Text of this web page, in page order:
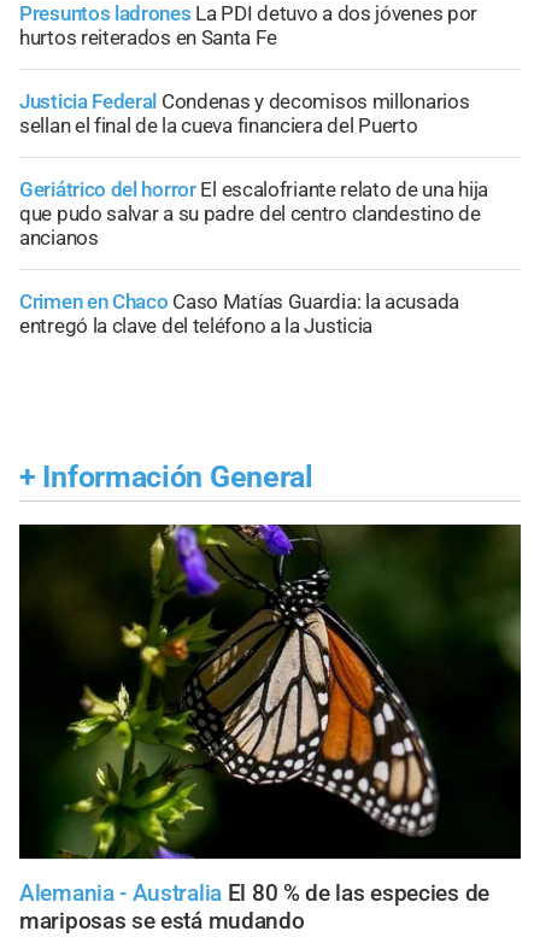
Presuntos ladrones La PDI detuvo a dos jóvenes por
hurtos reiterados en Santa Fe
Justicia Federal Condenas y decomisos millonarios
sellan el final de la cueva financiera del Puerto
Geriátrico del horror El escalofriante relato de una hija
que pudo salvar a su padre del centro clandestino de
ancianos
Crimen en Chaco Caso Matías Guardia: la acusada
entregó la clave del teléfono a la Justicia
+ Información General
Alemania - Australia El 80 % de las especies de
mariposas se está mudando